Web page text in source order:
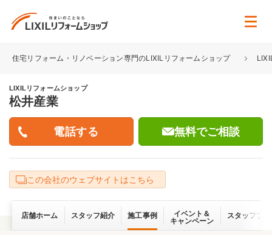
住宅リフォーム・リノベーション専門のLIXILリフォームショップ
LIXILリフォームショップ
松井産業
無料でご相談
この会社のウェブサイトはこちら
店舗ホーム スタッフ紹介 施工事例
イベント＆
キャンペーン
スタッフブ